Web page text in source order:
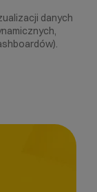
danych